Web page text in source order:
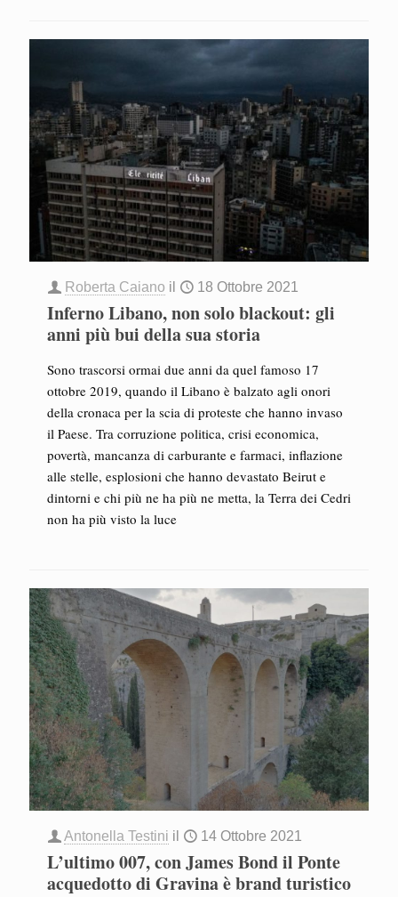
Roberta Caiano il 18 Ottobre 2021
Inferno Libano, non solo blackout: gli
anni più bui della sua storia
Sono trascorsi ormai due anni da quel famoso 17
ottobre 2019, quando il Libano è balzato agli onori
della cronaca per la scia di proteste che hanno invaso
il Paese. Tra corruzione politica, crisi economica,
povertà, mancanza di carburante e farmaci, inflazione
alle stelle, esplosioni che hanno devastato Beirut e
dintorni e chi più ne ha più ne metta, la Terra dei Cedri
non ha più visto la luce
Antonella Testini il 14 Ottobre 2021
L’ultimo 007, con James Bond il Ponte
acquedotto di Gravina è brand turistico